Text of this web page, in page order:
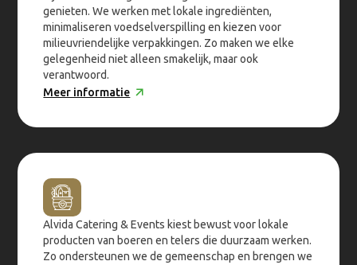
genieten. We werken met lokale ingrediënten,
minimaliseren voedselverspilling en kiezen voor
milieuvriendelijke verpakkingen. Zo maken we elke
gelegenheid niet alleen smakelijk, maar ook
verantwoord.
Meer informatie
Alvida Catering & Events kiest bewust voor lokale
producten van boeren en telers die duurzaam werken.
Zo ondersteunen we de gemeenschap en brengen we